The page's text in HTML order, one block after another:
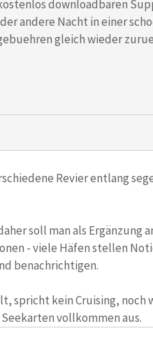
downloadbaren
andere Nacht in einer
gleich wieder
Revier entlang
soll man als Ergänzung
- viele Häfen stellen
benachrichtigen.
spricht kein Cruising, noch
vollkommen aus.